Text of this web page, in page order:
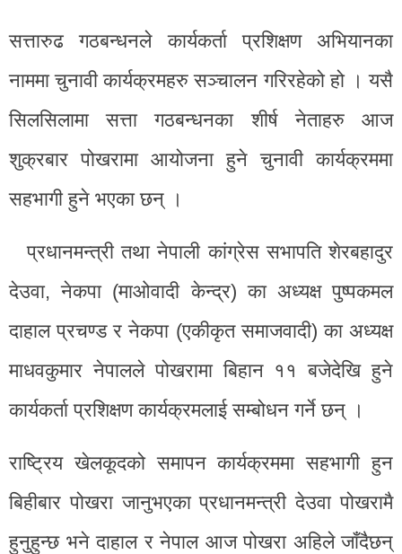
सत्तारुढ गठबन्धनले कार्यकर्ता प्रशिक्षण अभियानका
नाममा चुनावी कार्यक्रमहरु सञ्चालन गरिरहेको हो । यसै
सिलसिलामा सत्ता गठबन्धनका शीर्ष नेताहरु आज
शुक्रबार पोखरामा आयोजना हुने चुनावी कार्यक्रममा
सहभागी हुने भएका छन् ।
प्रधानमन्त्री तथा नेपाली कांग्रेस सभापति शेरबहादुर
देउवा, नेकपा (माओवादी केन्द्र) का अध्यक्ष पुष्पकमल
दाहाल प्रचण्ड र नेकपा (एकीकृत समाजवादी) का अध्यक्ष
माधवकुमार नेपालले पोखरामा बिहान ११ बजेदेखि हुने
कार्यकर्ता प्रशिक्षण कार्यक्रमलाई सम्बोधन गर्ने छन् ।
राष्ट्रिय खेलकूदको समापन कार्यक्रममा सहभागी हुन
बिहीबार पोखरा जानुभएका प्रधानमन्त्री देउवा पोखरामै
हुनुहुन्छ भने दाहाल र नेपाल आज पोखरा अहिले जाँदैछन्